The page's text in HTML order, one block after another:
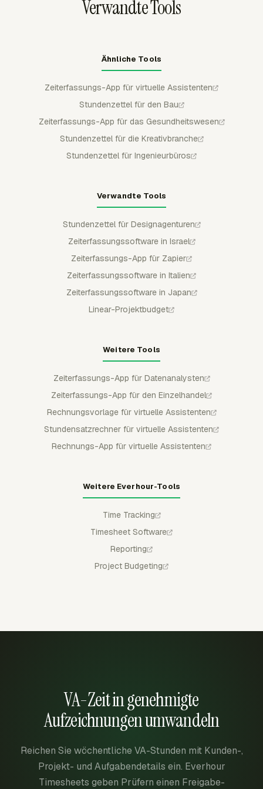
Verwandte Tools
Ähnliche Tools
Zeiterfassungs-App für virtuelle Assistenten
Stundenzettel für den Bau
Zeiterfassungs-App für das Gesundheitswesen
Stundenzettel für die Kreativbranche
Stundenzettel für Ingenieurbüros
Verwandte Tools
Stundenzettel für Designagenturen
Zeiterfassungssoftware in Israel
Zeiterfassungs-App für Zapier
Zeiterfassungssoftware in Italien
Zeiterfassungssoftware in Japan
Linear-Projektbudget
Weitere Tools
Zeiterfassungs-App für Datenanalysten
Zeiterfassungs-App für den Einzelhandel
Rechnungsvorlage für virtuelle Assistenten
Stundensatzrechner für virtuelle Assistenten
Rechnungs-App für virtuelle Assistenten
Weitere Everhour-Tools
Time Tracking
Timesheet Software
Reporting
Project Budgeting
VA-Zeit in genehmigte
Aufzeichnungen umwandeln
Reichen Sie wöchentliche VA-Stunden mit Kunden-,
Projekt- und Aufgabendetails ein. Everhour
Timesheets geben Prüfern einen Freigabe-